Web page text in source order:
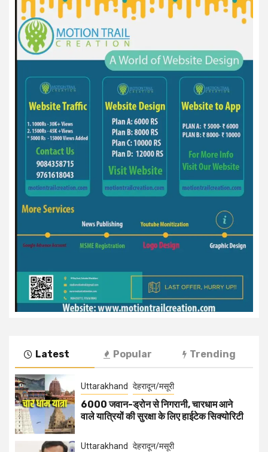
Latest Popular Trending
Uttarakhand देहरादून/मसूरी
6000 जवान-ड्रोन से निगरानी, चारधाम आने
वाले यात्रियों की सुरक्षा के लिए हाईटेक सिक्योरिटी
Uttarakhand देहरादून/मसूरी